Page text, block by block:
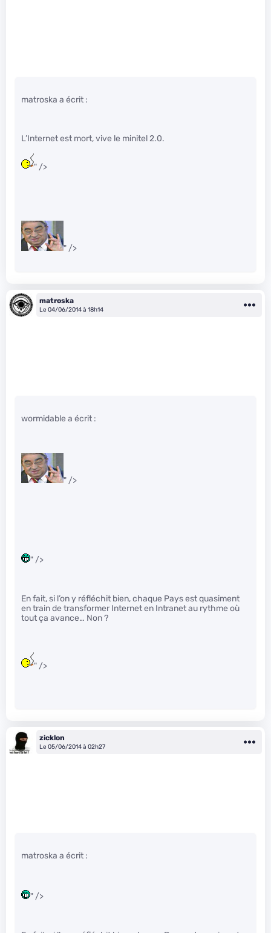
matroska a écrit :
L’Internet est mort, vive le minitel 2.0.
" />
" />
matroska
Le 04/06/2014 à 18h14
wormidable a écrit :
" />
" />
En fait, si l’on y réfléchit bien, chaque Pays est quasiment
en train de transformer Internet en Intranet au rythme où
tout ça avance… Non ?
" />
zicklon
Le 05/06/2014 à 02h27
matroska a écrit :
" />